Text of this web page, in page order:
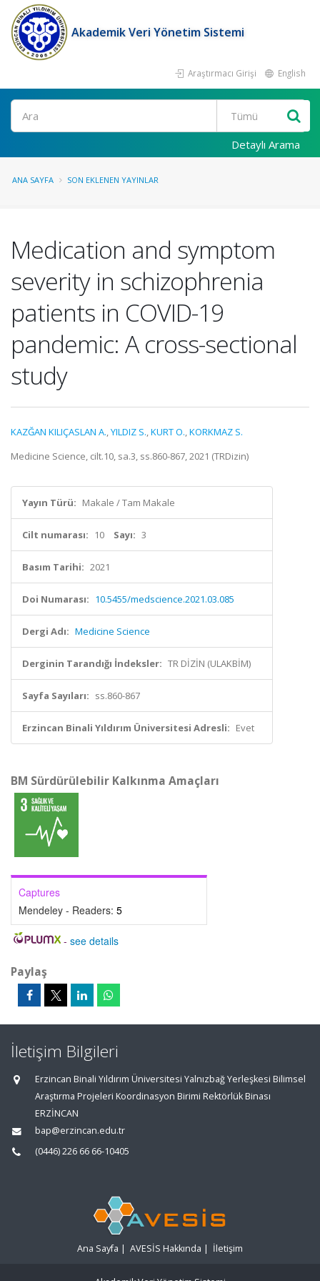
Akademik Veri Yönetim Sistemi
Araştırmacı Girişi English
Ara
Detaylı Arama
ANA SAYFA SON EKLENEN YAYINLAR
Medication and symptom
severity in schizophrenia
patients in COVID-19
pandemic: A cross-sectional
study
KAZĞAN KILIÇASLAN A.,YILDIZ S.,KURT O.,KORKMAZ S.
Medicine Science, cilt.10, sa.3, ss.860-867, 2021 (TRDizin)
Yayın Türü: Makale / Tam Makale
Cilt numarası: 10 Sayı: 3
Basım Tarihi: 2021
Doi Numarası: 10.5455/medscience.2021.03.085
Dergi Adı: Medicine Science
Derginin Tarandığı İndeksler: TR DİZİN (ULAKBİM)
Sayfa Sayıları: ss.860-867
Erzincan Binali Yıldırım Üniversitesi Adresli: Evet
BM Sürdürülebilir Kalkınma Amaçları
Captures
Mendeley - Readers: 5
- see details
Paylaş
İletişim Bilgileri
Erzincan Binali Yıldırım Üniversitesi Yalnızbağ Yerleşkesi Bilimsel
Araştırma Projeleri Koordinasyon Birimi Rektörlük Binası
ERZİNCAN
bap@erzincan.edu.tr
(0446) 226 66 66-10405
Ana Sayfa | AVESİS Hakkında | İletişim